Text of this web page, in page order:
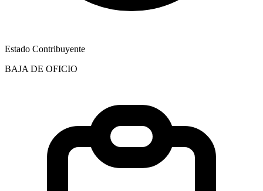
Estado Contribuyente
BAJA DE OFICIO